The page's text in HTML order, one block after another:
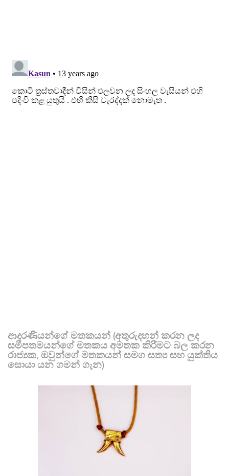
ආදරණීයන්ගේ මතකයන් (අතුරුදහන් කරන ලද
සමීපතමයන්ගේ මතකය අමතක කිරීමට බල කරන
රාජ්‍යක, ඔවුන්ගේ මතකයන් සමග සත්‍ය සහ යුක්තිය
සොයා යන ගමන් ගැන)